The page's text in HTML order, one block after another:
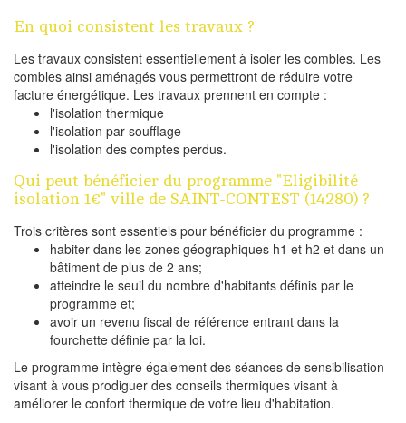
En quoi consistent les travaux ?
Les travaux consistent essentiellement à isoler les combles. Les
combles ainsi aménagés vous permettront de réduire votre
facture énergétique. Les travaux prennent en compte :
l'isolation thermique
l'isolation par soufflage
l'isolation des comptes perdus.
Qui peut bénéficier du programme "Eligibilité
isolation 1€" ville de SAINT-CONTEST (14280) ?
Trois critères sont essentiels pour bénéficier du programme :
habiter dans les zones géographiques h1 et h2 et dans un
bâtiment de plus de 2 ans;
atteindre le seuil du nombre d'habitants définis par le
programme et;
avoir un revenu fiscal de référence entrant dans la
fourchette définie par la loi.
Le programme intègre également des séances de sensibilisation
visant à vous prodiguer des conseils thermiques visant à
améliorer le confort thermique de votre lieu d'habitation.